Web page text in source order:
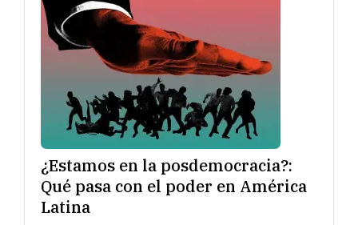
¿Estamos en la posdemocracia?:
Qué pasa con el poder en América
Latina